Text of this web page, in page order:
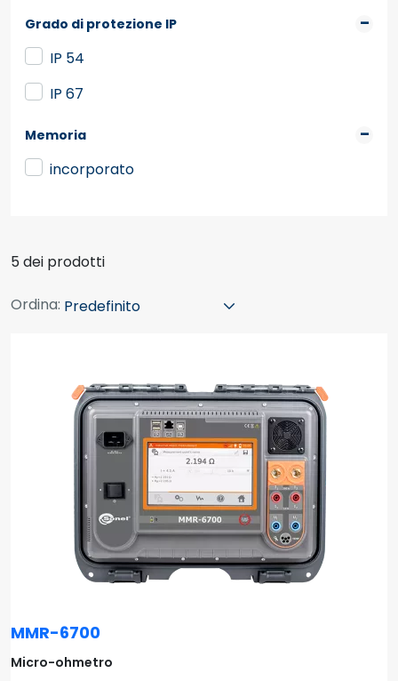
Grado di protezione IP
IP 54
IP 67
Memoria
incorporato
5 dei prodotti
Ordina:
MMR-6700
Micro-ohmetro